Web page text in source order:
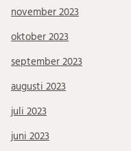
november 2023
oktober 2023
september 2023
augusti 2023
juli 2023
juni 2023